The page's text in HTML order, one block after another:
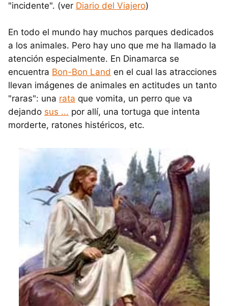
"incidente". (ver Diario del Viajero)
En todo el mundo hay muchos parques dedicados
a los animales. Pero hay uno que me ha llamado la
atención especialmente. En Dinamarca se
encuentra Bon-Bon Land en el cual las atracciones
llevan imágenes de animales en actitudes un tanto
"raras": una rata que vomita, un perro que va
dejando sus ... por allí, una tortuga que intenta
morderte, ratones histéricos, etc.